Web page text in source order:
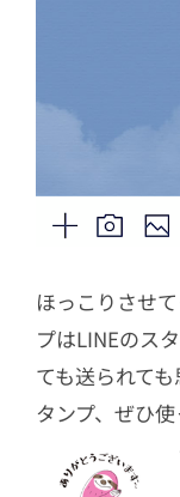
ほっこりさせ
プはLINEのス
ても送られて
タンプ、ぜひ使